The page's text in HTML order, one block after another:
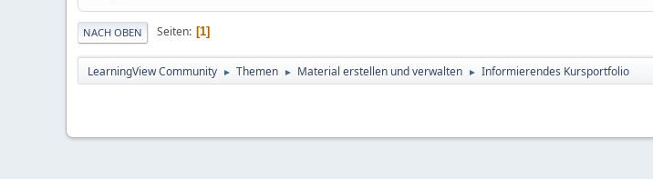
NACH OBEN Seiten 1
LearningView Community ► Themen ► Material erstellen und verwalten ► Informierendes Kursportfolio